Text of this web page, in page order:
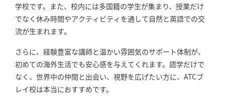
学校です。また、校内には多国籍の学生が集まり、授業だけ
でなく休み時間やアクティビティを通して自然と英語での交
流が生まれます。
さらに、経験豊富な講師と温かい雰囲気のサポート体制が、
初めての海外生活でも安心感を与えてくれます。語学だけで
なく、世界中の仲間と出会い、視野を広げたい方に、ATCブ
レイ校は本当におすすめです。